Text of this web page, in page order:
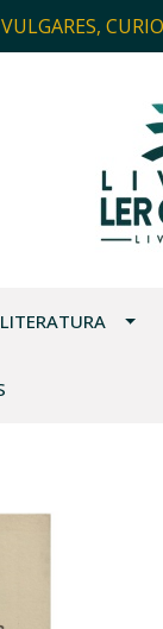
LITERATURA